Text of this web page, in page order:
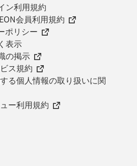
ン利用規約
会員利用規約
ポリシー
表示
の掲示
ス規約
る個人情報の取り扱いに関
ー利用規約